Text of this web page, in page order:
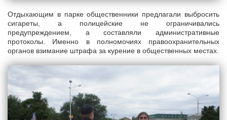
Отдыхающим в парке общественники предлагали выбросить
сигареты, а полицейские не ограничивались
предупреждением, а составляли административные
протоколы. Именно в полномочиях правоохранительных
органов взимание штрафа за курение в общественных местах.